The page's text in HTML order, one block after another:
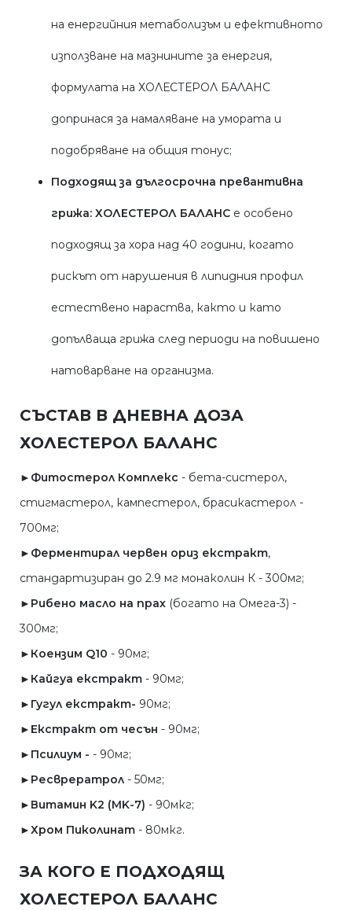
на енергийния метаболизъм и ефективното
използване на мазнините за енергия,
формулата на ХОЛЕСТЕРОЛ БАЛАНС
допринася за намаляване на умората и
подобряване на общия тонус;
Подходящ за дългосрочна превантивна
грижа: ХОЛЕСТЕРОЛ БАЛАНС е особено
подходящ за хора над 40 години, когато
рискът от нарушения в липидния профил
естествено нараства, както и като
допълваща грижа след периоди на повишено
натоварване на организма.
СЪСТАВ В ДНЕВНА ДОЗА
ХОЛЕСТЕРОЛ БАЛАНС
►Фитостерол Комплекс - бета-систерол,
стигмастерол, кампестерол, брасикастерол -
700мг;
►Ферментирал червен ориз екстракт,
стандартизиран до 2.9 мг монаколин К - 300мг;
►Рибено масло на прах (богато на Омега-3) -
300мг;
►Коензим Q10 - 90мг;
►Кайгуа екстракт - 90мг;
►Гугул екстракт- 90мг;
►Екстракт от чесън - 90мг;
►Псилиум - - 90мг;
►Ресврератрол - 50мг;
►Витамин K2 (MK-7) - 90мкг;
►Хром Пиколинат - 80мкг.
ЗА КОГО Е ПОДХОДЯЩ
ХОЛЕСТЕРОЛ БАЛАНС